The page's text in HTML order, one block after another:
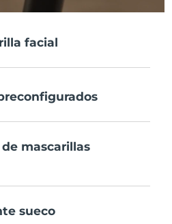
facial
mascarillas
sueco